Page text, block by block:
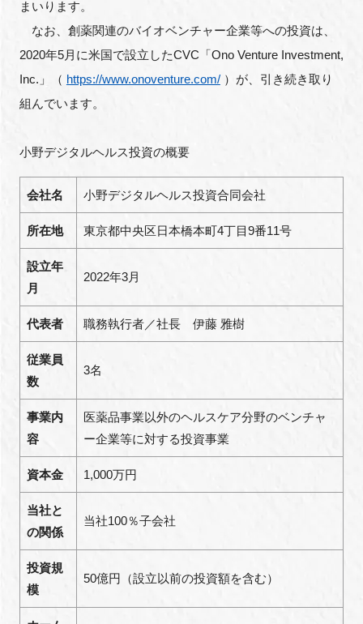
まいります。
なお、創薬関連のバイオベンチャー企業等への投資は、
2020年5月に米国で設立したCVC「Ono Venture Investment,
Inc.」（ https://www.onoventure.com/）が、引き続き取り
組んでいます。
小野デジタルヘルス投資の概要
会社名 小野デジタルヘルス投資合同会社
所在地 東京都中央区日本橋本町4丁目9番11号
設立年
月
2022年3月
代表者 職務執行者／社長 伊藤 雅樹
従業員
数
3名
事業内
容
医薬品事業以外のヘルスケア分野のベンチャ
ー企業等に対する投資事業
資本金 1,000万円
当社と
の関係
当社100％子会社
投資規
模
50億円（設立以前の投資額を含む）